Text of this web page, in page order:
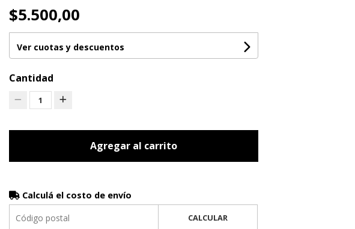
$5.500,00
Ver cuotas y descuentos
Cantidad
1
Agregar al carrito
Calculá el costo de envío
CALCULAR